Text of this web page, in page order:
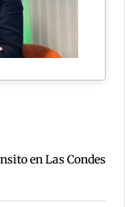
en Las Condes